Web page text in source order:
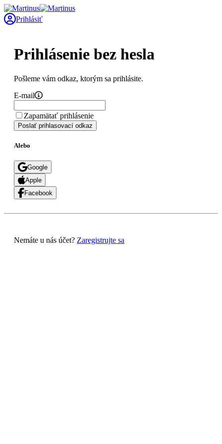
Prihlásiť
Prihlásenie bez hesla
Pošleme vám odkaz, ktorým sa prihlásite.
E-mail
Zapamätať prihlásenie
Poslať prihlasovací odkaz
Alebo
Google
Apple
Facebook
Nemáte u nás účet? Zaregistrujte sa